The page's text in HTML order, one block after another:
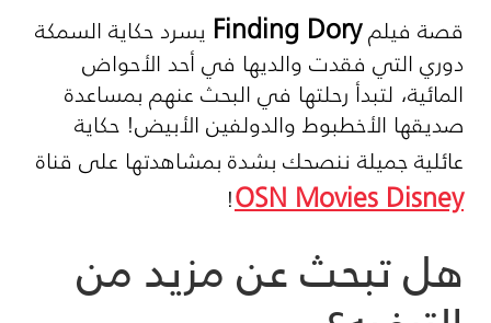
قصة فيلمFinding Dory يسرد حكاية السمكة
دوري التي فقدت والديها في أحد الأحواض
المائية، لتبدأ رحلتها في البحث عنهم بمساعدة
صديقها الأخطبوط والدولفين الأبيض! حكاية
عائلية جميلة ننصحك بشدة بمشاهدتها على قناة
OSN Movies Disney
!
هل تبحث عن مزيد من